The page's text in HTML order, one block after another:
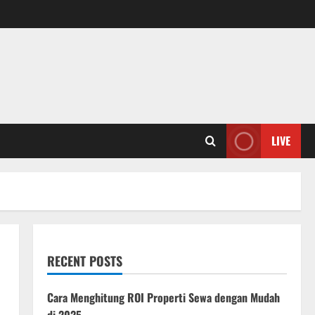
LIVE
RECENT POSTS
Cara Menghitung ROI Properti Sewa dengan Mudah